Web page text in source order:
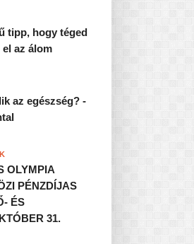
tipp, hogy téged
az álom
az egészség? -
OLYMPIA
PÉNZDÍJAS
ÉS
31.